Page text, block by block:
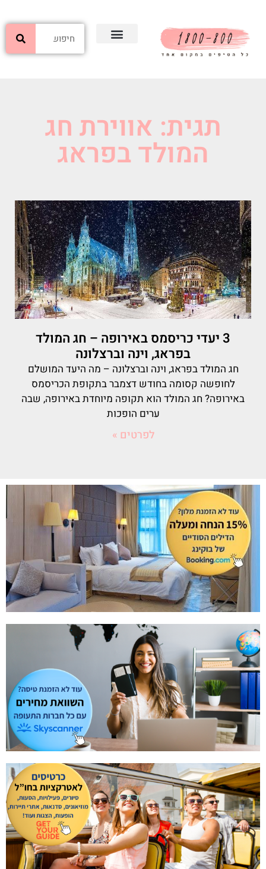
תגית: אווירת חג
המולד בפראג
3 יעדי כריסמס באירופה – חג המולד
בפראג, וינה וברצלונה
חג המולד בפראג, וינה וברצלונה – מה היעד המושלם
לחופשה קסומה בחודש דצמבר בתקופת הכריסמס
באירופה? חג המולד הוא תקופה מיוחדת באירופה, שבה
ערים הופכות
לפרטים »